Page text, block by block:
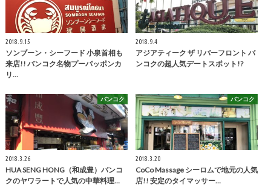
2018.9.15
ソンブーン・シーフード 小泉首相も
来店!! バンコク名物プーパッポンカ
リ…
2018.9.4
アジアティーク ザ リバーフロント バ
ンコクの超人気デートスポット!?
バンコク
2018.3.26
HUA SENG HONG（和成豊）バンコ
クのヤワラートで人気の中華料理…
バンコク
2018.3.20
CoCo Massage シーロムで地元の人気
店!! 安定のタイマッサー…